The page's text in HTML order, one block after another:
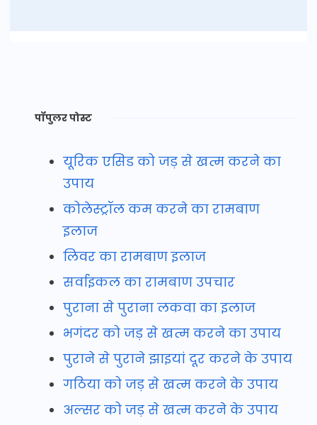
पॉपुलर पोस्ट
यूरिक एसिड को जड़ से खत्म करने का
उपाय
कोलेस्ट्रॉल कम करने का रामबाण
इलाज
लिवर का रामबाण इलाज
सर्वाइकल का रामबाण उपचार
पुराना से पुराना लकवा का इलाज
भगंदर को जड़ से खत्म करने का उपाय
पुराने से पुराने झाइयां दूर करने के उपाय
गठिया को जड़ से खत्म करने के उपाय
अल्सर को जड़ से खत्म करने के उपाय